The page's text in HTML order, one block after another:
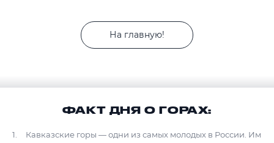
На главную!
ФАКТ ДНЯ О ГОРАХ:
Кавказские горы — одни из самых молодых в России. Им